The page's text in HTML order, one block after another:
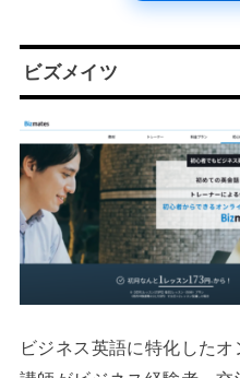
ビズメイツ
ビジネス英語に特化した